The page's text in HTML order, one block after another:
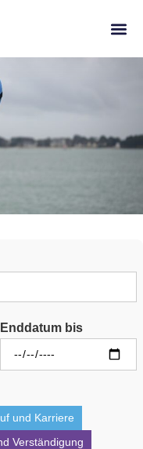
Enddatum bis
und Karriere
Verständigung